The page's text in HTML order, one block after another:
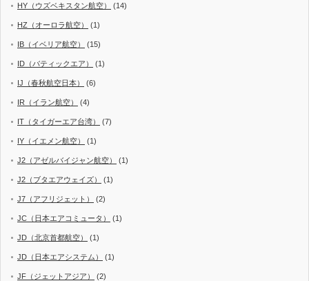
HY（ウズベキスタン航空） (14)
HZ（オーロラ航空） (1)
IB（イベリア航空） (15)
ID（バティックエア） (1)
IJ（春秋航空日本） (6)
IR（イラン航空） (4)
IT（タイガーエア台湾） (7)
IY（イエメン航空） (1)
J2（アゼルバイジャン航空） (1)
J2（ブタエアウェイズ） (1)
J7（アフリジェット） (2)
JC（日本エアコミュータ） (1)
JD（北京首都航空） (1)
JD（日本エアシステム） (1)
JF（ジェットアジア） (2)